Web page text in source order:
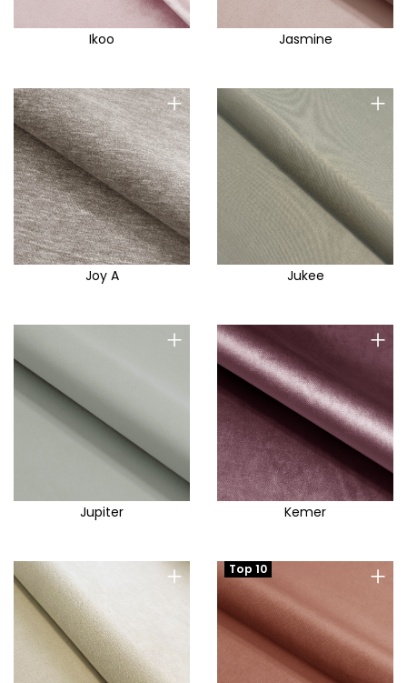
Ikoo Jasmine
+
Joy A
+
Jukee
+
Jupiter
+
Kemer
+ +
Top 10